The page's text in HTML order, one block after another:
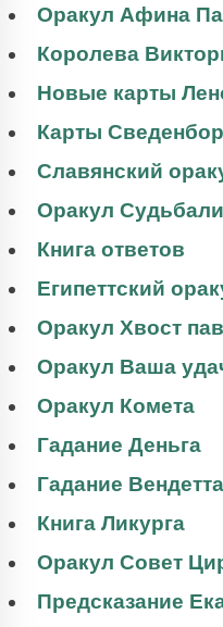
Оракул Афина
Королева
Новые карты
Карты
Славянский
Оракул
Книга ответов
Египеттский
Оракул Хвост
Оракул Ваша
Оракул Комета
Гадание Деньга
Гадание Вендетта
Книга Ликурга
Оракул Совет
Предсказание